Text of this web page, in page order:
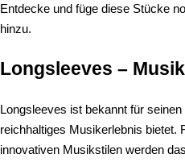
Entdecke und füge diese Stücke
hinzu.
Longsleeves –
Longsleeves ist bekannt für
reichhaltiges Musikerlebnis bietet.
innovativen Musikstilen werden